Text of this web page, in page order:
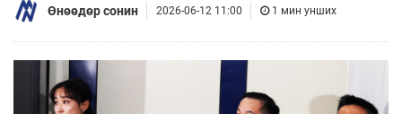
Өнөөдөр сонин 2026-06-12 11:00 1 мин унших